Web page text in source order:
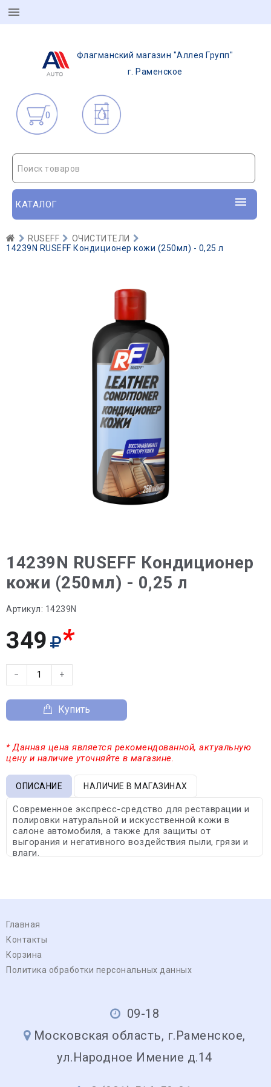
Флагманский магазин "Аллея Групп"
г. Раменское
0
Поиск товаров
КАТАЛОГ
RUSEFF
ОЧИСТИТЕЛИ
14239N RUSEFF Кондиционер кожи (250мл) - 0,25 л
14239N RUSEFF Кондиционер
кожи (250мл) - 0,25 л
Артикул: 14239N
349 *
− +
Купить
* Данная цена является рекомендованной, актуальную
цену и наличие уточняйте в магазине.
ОПИСАНИЕ НАЛИЧИЕ В МАГАЗИНАХ
Современное экспресс-средство для реставрации и
полировки натуральной и искусственной кожи в
салоне автомобиля, а также для защиты от
выгорания и негативного воздействия пыли, грязи и
влаги.
Главная
Контакты
Корзина
Политика обработки персональных данных
09-18
Московская область, г.Раменское,
ул.Народное Имение д.14